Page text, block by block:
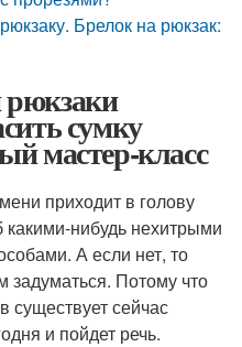
Брелок на рюкзак:
сумку
мастер-класс
приходит в голову
какими-нибудь нехитрыми
А если нет, то
задуматься. Потому что
существует сейчас
и пойдет речь.